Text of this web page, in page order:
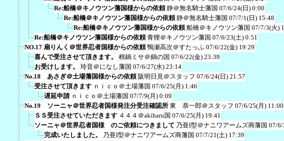
Re:船橋＠キノウツン藩国様からの依頼 静＠無名騎士藩国 07/6/24(日) 0:00
Re:船橋＠キノウツン藩国様からの依頼 静＠無名騎士藩国 07/7/1(日) 15:48
Re:船橋＠キノウツン藩国様からの依頼 船橋＠キノウツン藩国 07/7/3(火)
Re:船橋＠キノウツン藩国様からの依頼 青狸＠キノウツン藩国 07/6/23(土) 0:51
NO.17 扇りんく＠世界忍者国様からの依頼 鴨瀬高次＠すたっふ 07/6/22(金) 19:29
喜んで受注させて頂きます。
棉鍋ミサ＠鍋の国 07/6/22(金) 23:39
お受けします。
玲音＠になし藩国 07/6/27(水) 23:14
No.18 あさぎ＠土場藩国様からの依頼 阪明日見＠スタッフ 07/6/24(日) 21:57
受注させて頂きます ｎｉｃｏ＠土場藩国 07/6/25(月) 1:46
遅延申請 ｎｉｃｏ＠土場藩国 07/7/9(月) 0:09
No.19 ソーニャ＠世界忍者国様発注分受注確認所 東 恭一郎＠スタッフ 07/6/25(月) 11:00
ＳＳ受注させていただきます ４４４＠akiharu国 07/6/25(月) 19:41
ソーニャ＠世界忍者国様 のご依頼につきまして 乃亜I型＠ナニワアームズ商藩国 07/6/
完成いたしました。
乃亜I型＠ナニワアームズ商藩国 07/7/21(土) 17:39